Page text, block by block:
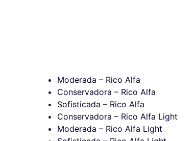
Moderada – Rico Alfa
Conservadora – Rico Alfa
Sofisticada – Rico Alfa
Conservadora – Rico Alfa Light
Moderada – Rico Alfa Light